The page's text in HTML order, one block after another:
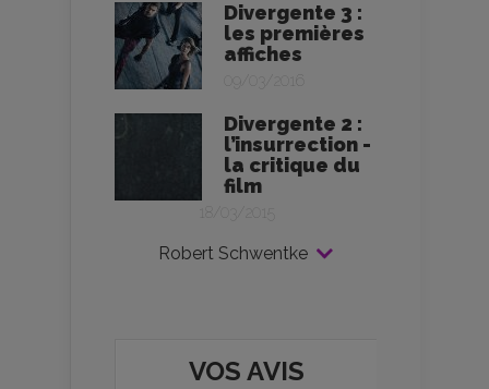
Divergente 3 :
les premières
affiches
09/03/2016
Divergente 2 :
l’insurrection -
la critique du
film
18/03/2015
Robert Schwentke
VOS AVIS